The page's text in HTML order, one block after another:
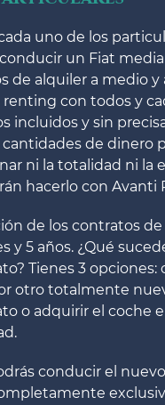
uno de los
un Fiat
de alquiler a medio y
renting con todos y
incluidos y sin
de dinero
ni la totalidad ni la
hacerlo con Avanti
de los contratos
y 5 años. ¿Qué
Tienes 3 opciones:
otro totalmente
o adquirir el coche
conducir el